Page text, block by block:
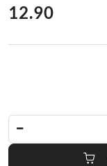
cena:
12.90